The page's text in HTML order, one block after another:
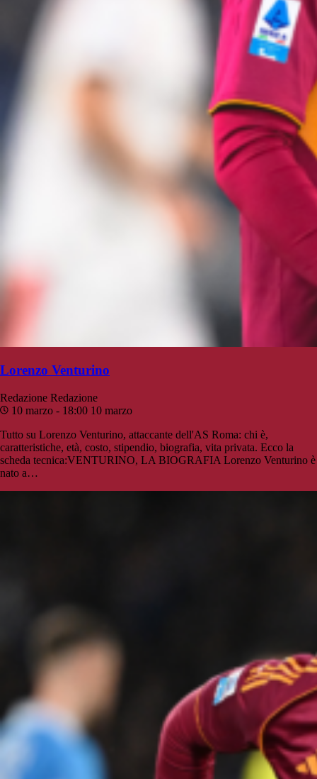
Lorenzo Venturino
Redazione Redazione
10 marzo - 18:00 10 marzo
Tutto su Lorenzo Venturino, attaccante dell'AS Roma: chi è,
caratteristiche, età, costo, stipendio, biografia, vita privata. Ecco la
scheda tecnica:VENTURINO, LA BIOGRAFIA Lorenzo Venturino è
nato a…